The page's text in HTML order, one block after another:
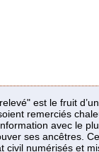
est le fruit
remerciés
avec le
ses ancêtres.
civil numérisés et